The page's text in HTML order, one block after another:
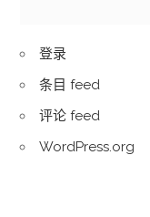
登录
条目 feed
评论 feed
WordPress.org